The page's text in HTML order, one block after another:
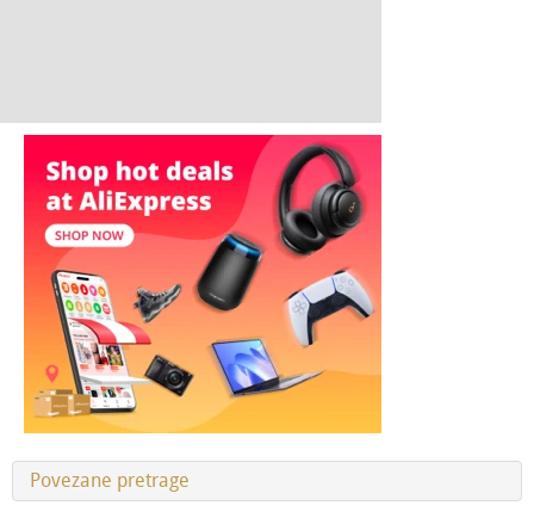
Povezane pretrage